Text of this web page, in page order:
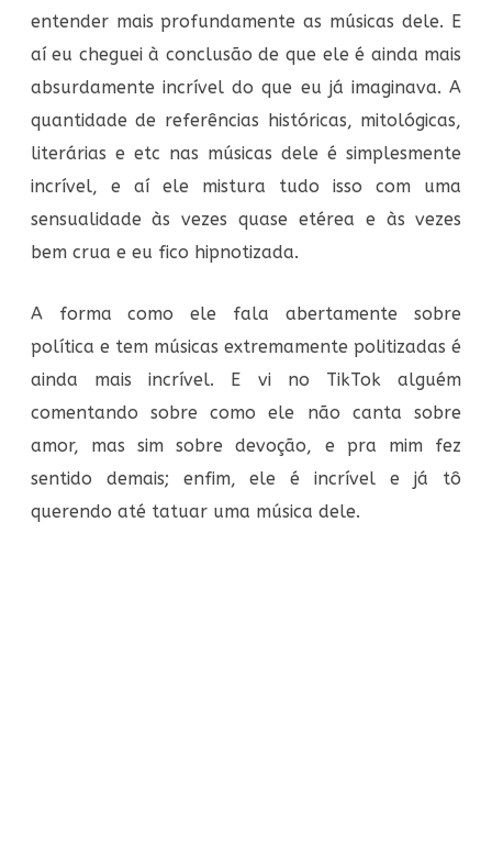
entender mais profundamente as músicas dele. E
aí eu cheguei à conclusão de que ele é ainda mais
absurdamente incrível do que eu já imaginava. A
quantidade de referências históricas, mitológicas,
literárias e etc nas músicas dele é simplesmente
incrível, e aí ele mistura tudo isso com uma
sensualidade às vezes quase etérea e às vezes
bem crua e eu fico hipnotizada.
A forma como ele fala abertamente sobre
política e tem músicas extremamente politizadas é
ainda mais incrível. E vi no TikTok alguém
comentando sobre como ele não canta sobre
amor, mas sim sobre devoção, e pra mim fez
sentido demais; enfim, ele é incrível e já tô
querendo até tatuar uma música dele.